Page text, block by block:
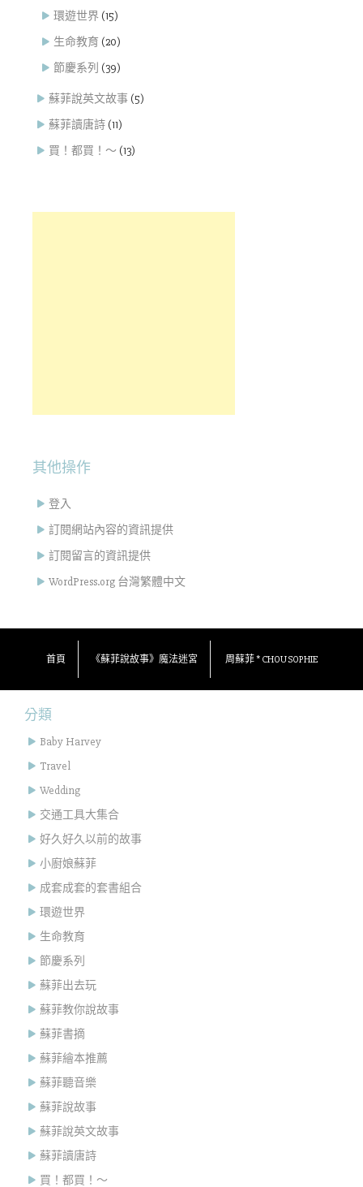
環遊世界 (15)
生命教育 (20)
節慶系列 (39)
蘇菲說英文故事 (5)
蘇菲讀唐詩 (11)
買！都買！～ (13)
其他操作
登入
訂閱網站內容的資訊提供
訂閱留言的資訊提供
WordPress.org 台灣繁體中文
首頁 《蘇菲說故事》魔法迷宮 周蘇菲 * CHOU SOPHIE
分類
Baby Harvey
Travel
Wedding
交通工具大集合
好久好久以前的故事
小廚娘蘇菲
成套成套的套書組合
環遊世界
生命教育
節慶系列
蘇菲出去玩
蘇菲教你說故事
蘇菲書摘
蘇菲繪本推薦
蘇菲聽音樂
蘇菲說故事
蘇菲說英文故事
蘇菲讀唐詩
買！都買！～